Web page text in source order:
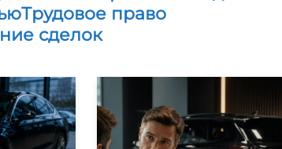
Трудовое право
сделок